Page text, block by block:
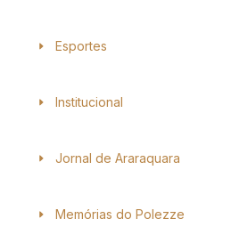
Esportes
Institucional
Jornal de Araraquara
Memórias do Polezze